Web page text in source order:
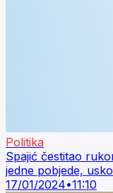
Politika
Spajić čestitao
jedne pobjede,
17/01/2024•11:10